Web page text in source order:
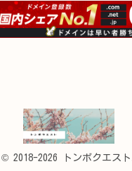
© 2018-2026 トンボクエスト.